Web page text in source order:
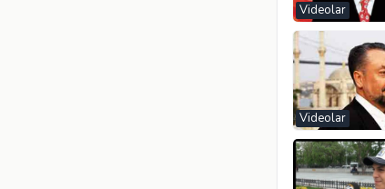
Genişlik
Videolar
Videolar